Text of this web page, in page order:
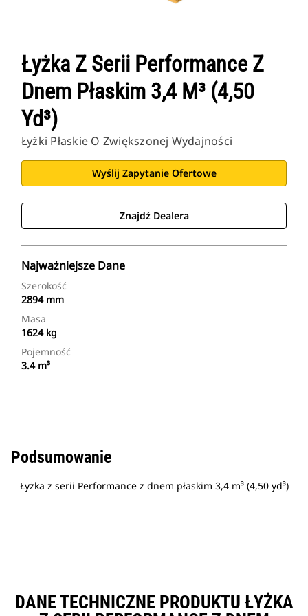
Łyżka Z Serii Performance Z
Dnem Płaskim 3,4 M³ (4,50
Yd³)
Łyżki Płaskie O Zwiększonej Wydajności
Wyślij Zapytanie Ofertowe
Znajdź Dealera
Najważniejsze Dane
Szerokość
2894 mm
Masa
1624 kg
Pojemność
3.4 m³
Podsumowanie
Łyżka z serii Performance z dnem płaskim 3,4 m³ (4,50 yd³)
DANE TECHNICZNE PRODUKTU ŁYŻKA